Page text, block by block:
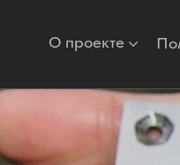
О проекте